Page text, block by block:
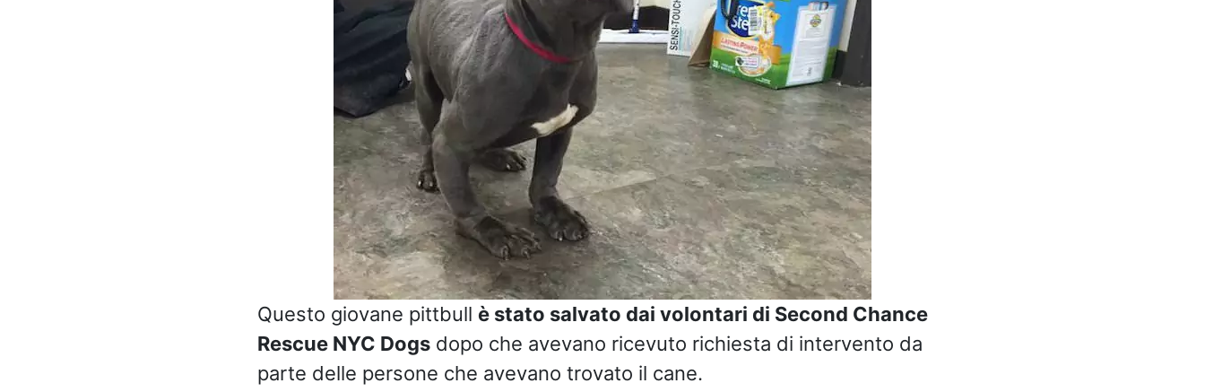
Questo giovane pittbull è stato salvato dai volontari di Second Chance
Rescue NYC Dogsdopo che avevano ricevuto richiesta di intervento da
parte delle persone che avevano trovato il cane.